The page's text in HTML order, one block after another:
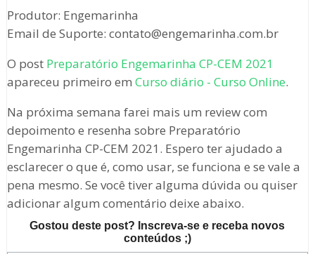
Produtor: Engemarinha
Email de Suporte: contato@engemarinha.com.br
O post Preparatório Engemarinha CP-CEM 2021
apareceu primeiro em Curso diário - Curso Online.
Na próxima semana farei mais um review com
depoimento e resenha sobre Preparatório
Engemarinha CP-CEM 2021. Espero ter ajudado a
esclarecer o que é, como usar, se funciona e se vale a
pena mesmo. Se você tiver alguma dúvida ou quiser
adicionar algum comentário deixe abaixo.
Gostou deste post? Inscreva-se e receba novos
conteúdos ;)